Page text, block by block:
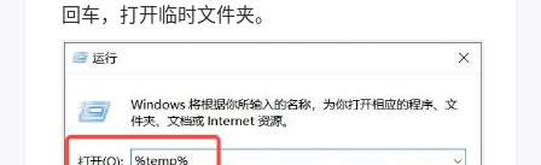
回车，打开临时文件夹。